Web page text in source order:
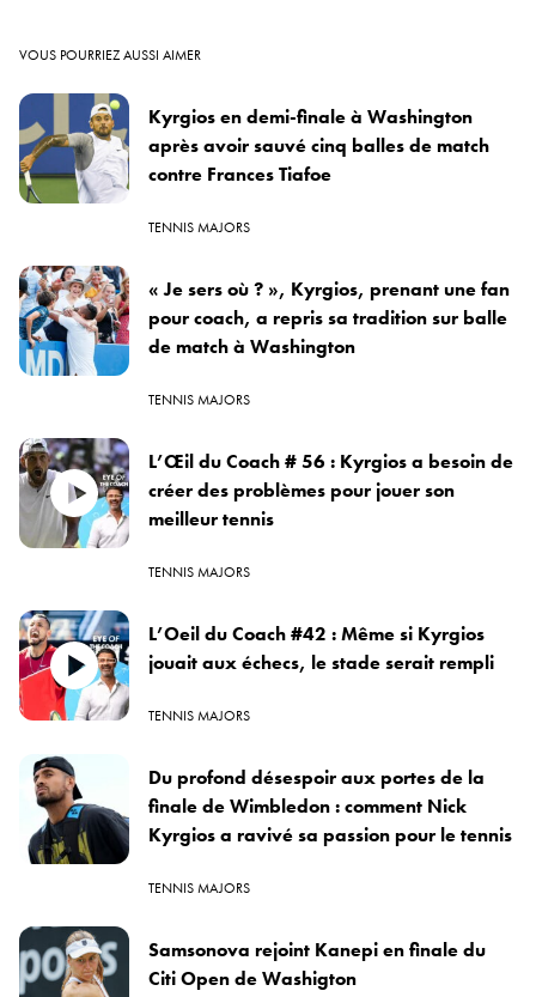
VOUS POURRIEZ AUSSI AIMER
Kyrgios en demi-finale à Washington
après avoir sauvé cinq balles de match
contre Frances Tiafoe
TENNIS MAJORS
« Je sers où ? », Kyrgios, prenant une fan
pour coach, a repris sa tradition sur balle
de match à Washington
TENNIS MAJORS
L’Œil du Coach # 56 : Kyrgios a besoin de
créer des problèmes pour jouer son
meilleur tennis
TENNIS MAJORS
L’Oeil du Coach #42 : Même si Kyrgios
jouait aux échecs, le stade serait rempli
TENNIS MAJORS
Du profond désespoir aux portes de la
finale de Wimbledon : comment Nick
Kyrgios a ravivé sa passion pour le tennis
TENNIS MAJORS
Samsonova rejoint Kanepi en finale du
Citi Open de Washigton